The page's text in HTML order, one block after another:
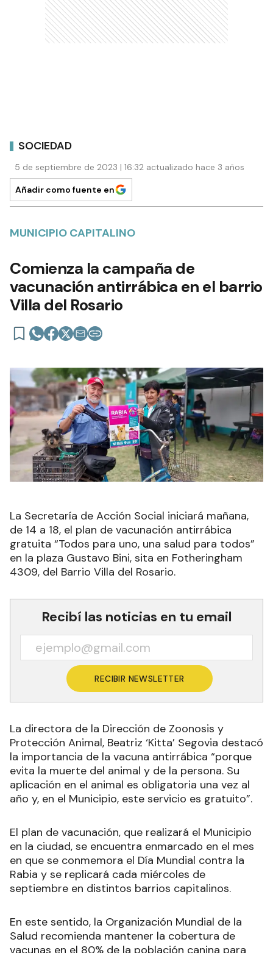
SOCIEDAD
5 de septiembre de 2023 | 16:32 actualizado hace 3 años
Añadir como fuente en
MUNICIPIO CAPITALINO
Comienza la campaña de
vacunación antirrábica en el barrio
Villa del Rosario
La Secretaría de Acción Social iniciará mañana,
de 14 a 18, el plan de vacunación antirrábica
gratuita “Todos para uno, una salud para todos”
en la plaza Gustavo Bini, sita en Fotheringham
4309, del Barrio Villa del Rosario.
Recibí las noticias en tu email
RECIBIR NEWSLETTER
La directora de la Dirección de Zoonosis y
Protección Animal, Beatriz ‘Kitta’ Segovia destacó
la importancia de la vacuna antirrábica “porque
evita la muerte del animal y de la persona. Su
aplicación en el animal es obligatoria una vez al
año y, en el Municipio, este servicio es gratuito”.
El plan de vacunación, que realizará el Municipio
en la ciudad, se encuentra enmarcado en el mes
en que se conmemora el Día Mundial contra la
Rabia y se replicará cada miércoles de
septiembre en distintos barrios capitalinos.
En este sentido, la Organización Mundial de la
Salud recomienda mantener la cobertura de